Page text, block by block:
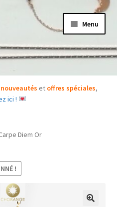
Menu
nouveautéset offres spéciales,
ici !
Diem Or
!